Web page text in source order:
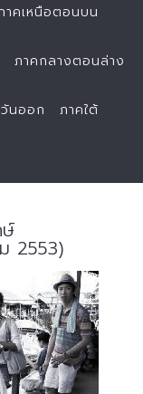
าคเหนือตอนบน
ภาคกลางตอนล่าง
นออก ภาคใต้
2553)